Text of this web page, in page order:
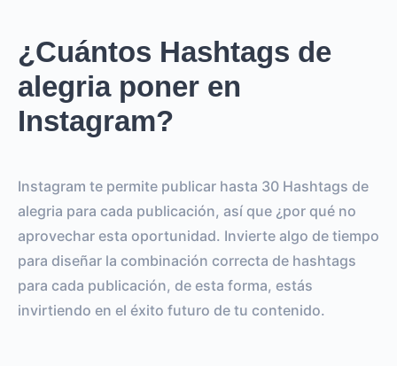
¿Cuántos Hashtags de
alegria poner en
Instagram?
Instagram te permite publicar hasta 30 Hashtags de
alegria para cada publicación, así que ¿por qué no
aprovechar esta oportunidad. Invierte algo de tiempo
para diseñar la combinación correcta de hashtags
para cada publicación, de esta forma, estás
invirtiendo en el éxito futuro de tu contenido.